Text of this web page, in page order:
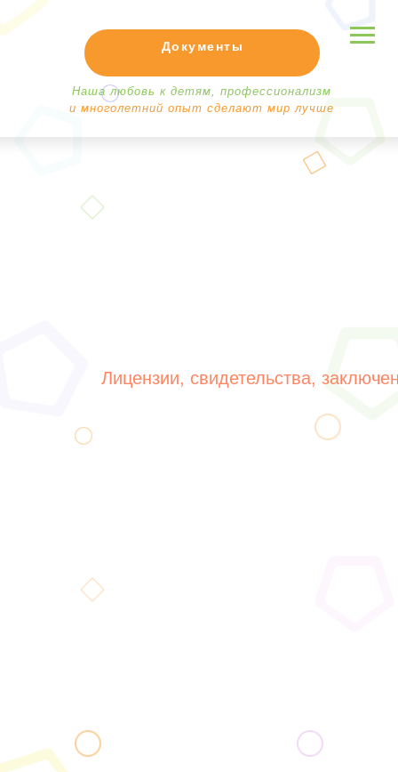
Наша любовь к детям, профессионализм
и многолетний опыт сделают мир лучше
Документы
Лицензии, свидетельства,